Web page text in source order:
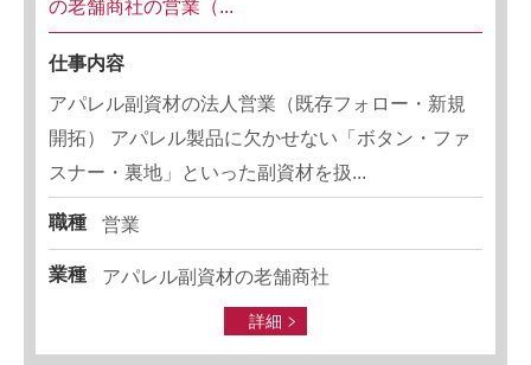
の老舗商社の営業（...
仕事内容
アパレル副資材の法人営業（既存フォロー・新規
開拓） アパレル製品に欠かせない「ボタン・ファ
スナー・裏地」といった副資材を扱...
職種 営業
業種 アパレル副資材の老舗商社
詳細